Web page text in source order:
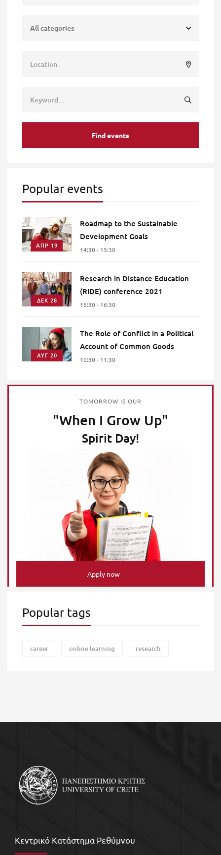
Find events
Popular events
ΑΠΡ 19
Roadmap to the Sustainable
Development Goals
14:30 - 15:30
ΔΕΚ 28
Research in Distance Education
(RIDE) conference 2021
15:30 - 16:30
ΑΥΓ 20
The Role of Conflict in a Political
Account of Common Goods
10:30 - 11:30
TOMORROW IS OUR
"When I Grow Up"
Spirit Day!
Apply now
Popular tags
career online learning research
Κεντρικό Κατάστημα Ρεθύμνου